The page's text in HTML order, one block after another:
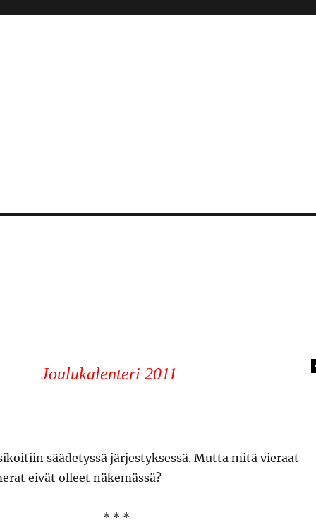
Joulukalenteri 2011
säädetyssä järjestyksessä. Mutta mitä vieraat
eivät olleet näkemässä?
* * *